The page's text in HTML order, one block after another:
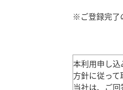
※ご登録完了
本利用申し
方針に従って
当社は、ご